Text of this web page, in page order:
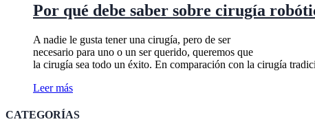
Por qué debe saber sobre cirugía
A nadie le gusta tener una cirugía, pero de ser
necesario para uno o un ser querido, queremos que
la cirugía sea todo un éxito. En comparación con la cirugía
Leer más
CATEGORÍAS